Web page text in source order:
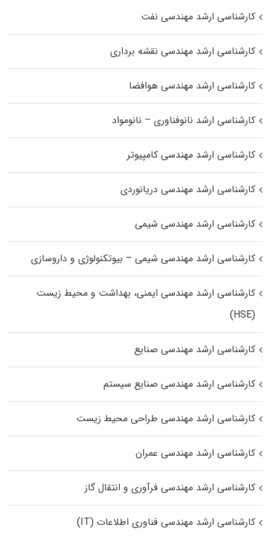
کارشناسی ارشد مهندسی نفت
کارشناسی ارشد مهندسی نقشه برداری
کارشناسی ارشد مهندسی هوافضا
کارشناسی ارشد نانوفناوری – نانومواد
کارشناسی ارشد مهندسی کامپیوتر
کارشناسی ارشد مهندسی دریانوردی
کارشناسی ارشد مهندسی شیمی
کارشناسی ارشد مهندسی شیمی – بیوتکنولوژی و داروسازی
کارشناسی ارشد مهندسی ایمنی، بهداشت و محیط زیست
(HSE)
کارشناسی ارشد مهندسی صنایع
کارشناسی ارشد مهندسی صنایع سیستم
کارشناسی ارشد مهندسی طراحی محیط زیست
کارشناسی ارشد مهندسی عمران
کارشناسی ارشد مهندسی فرآوری و انتقال گاز
کارشناسی ارشد مهندسی فناوری اطلاعات (IT)